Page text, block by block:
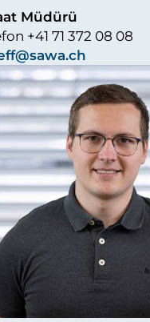
Müdürü
+41 71 372 08 08